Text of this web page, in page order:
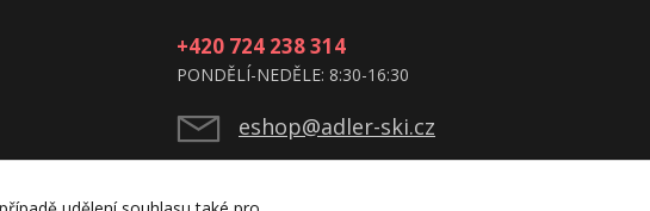
+420 724 238 314
PONDĚLÍ-NEDĚLE: 8:30-16:30
eshop@adler-ski.cz